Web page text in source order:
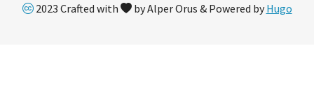
2023 Crafted with
by Alper Orus & Powered byHugo